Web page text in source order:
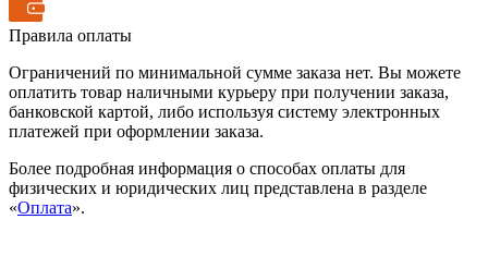
Правила оплаты
Ограничений по минимальной сумме заказа нет. Вы можете
оплатить товар наличными курьеру при получении заказа,
банковской картой, либо используя систему электронных
платежей при оформлении заказа.
Более подробная информация о способах оплаты для
физических и юридических лиц представлена в разделе
«Оплата».